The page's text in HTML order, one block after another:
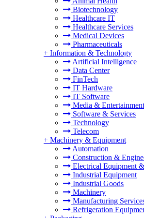
Biotechnology
Healthcare IT
Healthcare Services
Medical Devices
Pharmaceuticals
+ Information & Technology
Artificial Intelligence
Data Center
FinTech
IT Hardware
IT Software
Media & Entertainment
Software & Services
Technology
Telecom
+ Machinery & Equipment
Automation
Construction &
Electrical Equipment
Industrial Equipment
Industrial Goods
Machinery
Manufacturing
Refrigeration